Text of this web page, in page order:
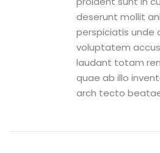
deserunt mollit
perspiciatis unde
voluptatem
laudant totam
quae ab illo
arch tecto